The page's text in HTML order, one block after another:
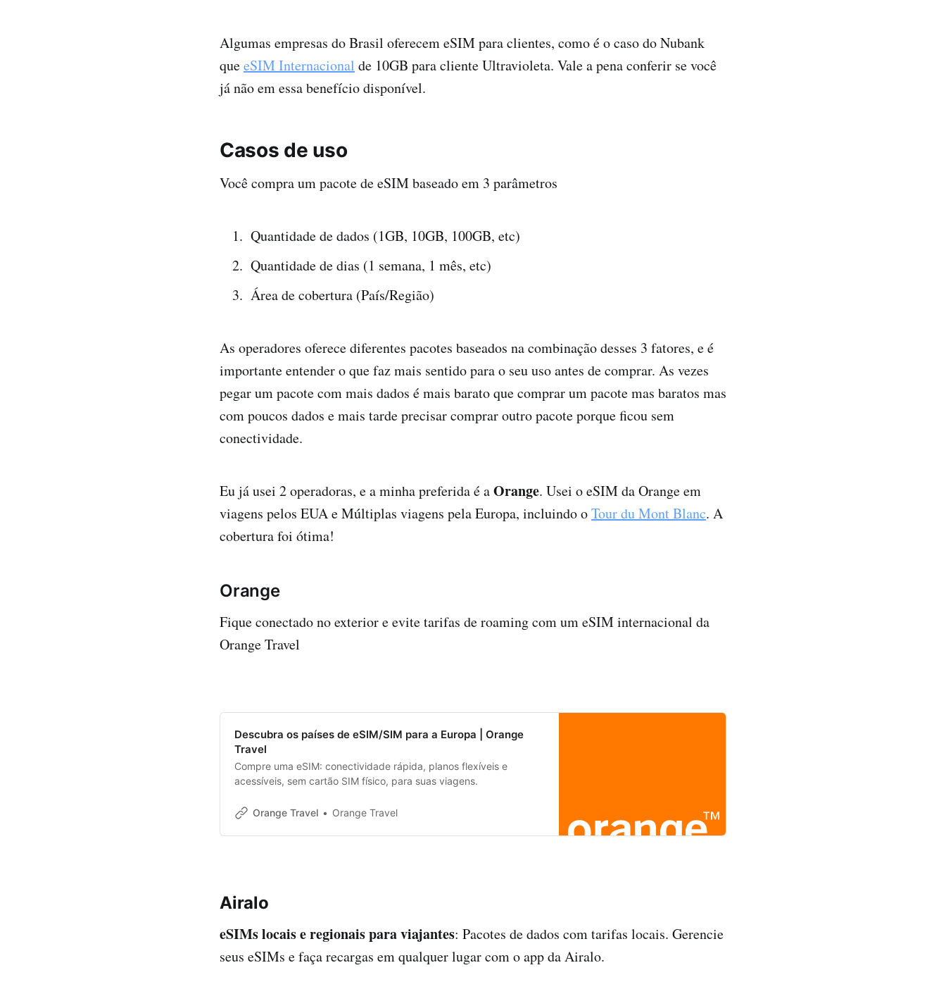
Algumas empresas do Brasil oferecem eSIM para clientes, como é o caso do Nubank
queeSIM Internacional de 10GB para cliente Ultravioleta. Vale a pena conferir se você
já não em essa benefício disponível.
Casos de uso
Você compra um pacote de eSIM baseado em 3 parâmetros
Quantidade de dados (1GB, 10GB, 100GB, etc)
Quantidade de dias (1 semana, 1 mês, etc)
Área de cobertura (País/Região)
As operadores oferece diferentes pacotes baseados na combinação desses 3 fatores, e é
importante entender o que faz mais sentido para o seu uso antes de comprar. As vezes
pegar um pacote com mais dados é mais barato que comprar um pacote mas baratos mas
com poucos dados e mais tarde precisar comprar outro pacote porque ficou sem
conectividade.
Eu já usei 2 operadoras, e a minha preferida é aOrange. Usei o eSIM da Orange em
viagens pelos EUA e Múltiplas viagens pela Europa, incluindo oTour du Mont Blanc. A
cobertura foi ótima!
Orange
Fique conectado no exterior e evite tarifas de roaming com um eSIM internacional da
Orange Travel
Descubra os países de eSIM/SIM para a Europa | Orange
Travel
Compre uma eSIM: conectividade rápida, planos flexíveis e
acessíveis, sem cartão SIM físico, para suas viagens.
Orange Travel Orange Travel
Airalo
eSIMs locais e regionais para viajantes: Pacotes de dados com tarifas locais. Gerencie
seus eSIMs e faça recargas em qualquer lugar com o app da Airalo.